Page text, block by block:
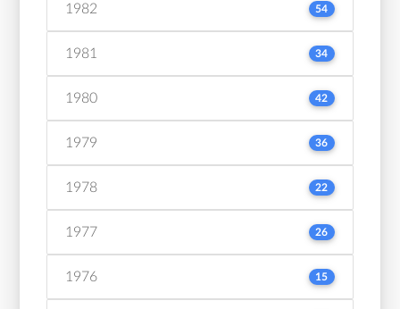
1982 54
1981 34
1980 42
1979 36
1978 22
1977 26
1976 15